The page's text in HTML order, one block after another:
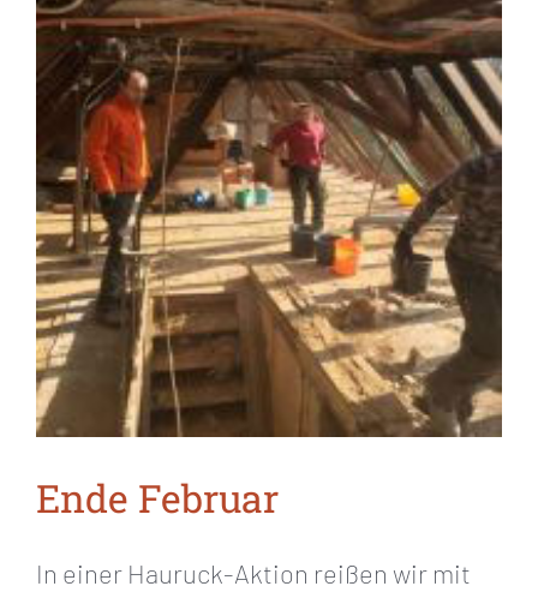
Ende Februar
In einer Hauruck-Aktion reißen wir mit